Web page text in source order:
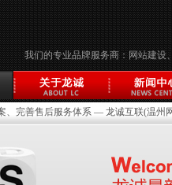
我们的专业品牌服务商：网站建设
、完善售后服务体系 — 龙诚互联(温州